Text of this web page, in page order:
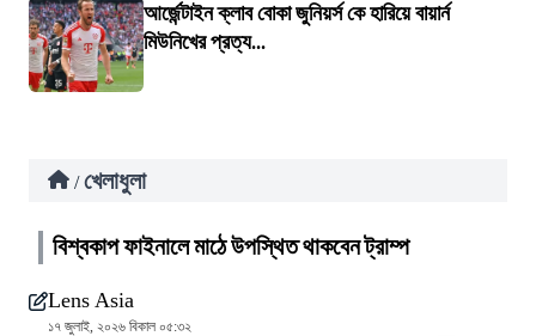
আর্জেন্টাইন ক্লাব বোকা জুনিয়র্স কে হারিয়ে বায়ার্ন
মিউনিখের প্রত্য...
/ খেলাধুলা
বিশ্বকাপ ফাইনালে মাঠে উপস্থিত থাকবেন ট্রাম্প
Lens Asia
১৭ জুলাই, ২০২৬ বিকাল ০৫:৩২